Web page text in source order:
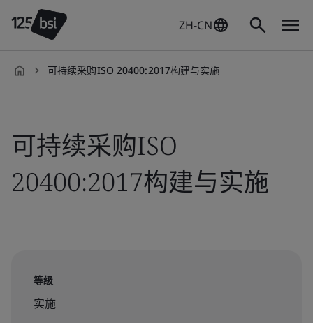
ZH-CN
可持续采购ISO 20400:2017构建与实施
可持续采购ISO
20400:2017构建与实施
等级
实施